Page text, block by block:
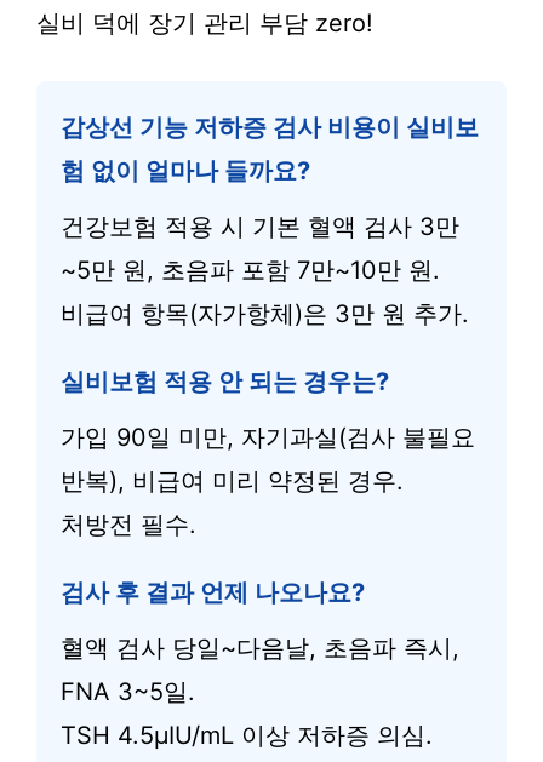
실비 덕에 장기 관리 부담 zero!
갑상선 기능 저하증 검사 비용이 실비보
험 없이 얼마나 들까요?
건강보험 적용 시 기본 혈액 검사 3만
~5만 원, 초음파 포함 7만~10만 원.
비급여 항목(자가항체)은 3만 원 추가.
실비보험 적용 안 되는 경우는?
가입 90일 미만, 자기과실(검사 불필요
반복), 비급여 미리 약정된 경우.
처방전 필수.
검사 후 결과 언제 나오나요?
혈액 검사 당일~다음날, 초음파 즉시,
FNA 3~5일.
TSH 4.5μIU/mL 이상 저하증 의심.